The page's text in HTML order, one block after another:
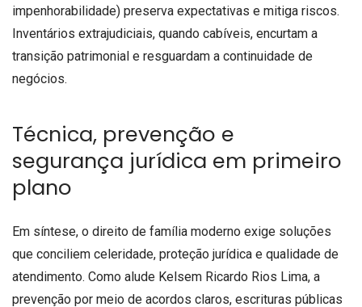
impenhorabilidade) preserva expectativas e mitiga riscos.
Inventários extrajudiciais, quando cabíveis, encurtam a
transição patrimonial e resguardam a continuidade de
negócios.
Técnica, prevenção e
segurança jurídica em primeiro
plano
Em síntese, o direito de família moderno exige soluções
que conciliem celeridade, proteção jurídica e qualidade de
atendimento. Como alude Kelsem Ricardo Rios Lima, a
prevenção por meio de acordos claros, escrituras públicas